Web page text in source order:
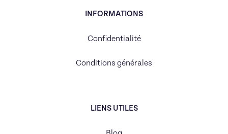
INFORMATIONS
Confidentialité
Conditions générales
LIENS UTILES